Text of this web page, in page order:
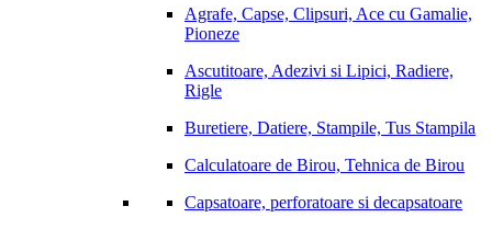
Agrafe, Capse, Clipsuri, Ace cu Gamalie,
Pioneze
Ascutitoare, Adezivi si Lipici, Radiere,
Rigle
Buretiere, Datiere, Stampile, Tus Stampila
Calculatoare de Birou, Tehnica de Birou
Capsatoare, perforatoare si decapsatoare